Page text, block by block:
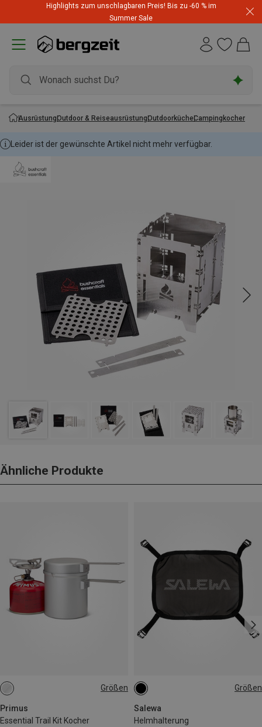
Highlights zum unschlagbaren Preis! Bis zu -60 % im
Summer Sale
AusrüstungOutdoor & ReiseausrüstungOutdoorkücheCampingkocher
Leider ist der gewünschte Artikel nicht mehr verfügbar.
Ähnliche Produkte
Größen
Primus
Essential Trail Kit Kocher
ONE SIZE Größen
Salewa
Helmhalterung
ONE SIZE